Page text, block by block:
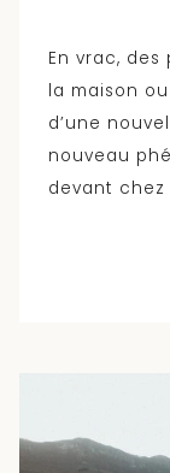
En vrac,
la maison
d’une
nouveau
devant chez